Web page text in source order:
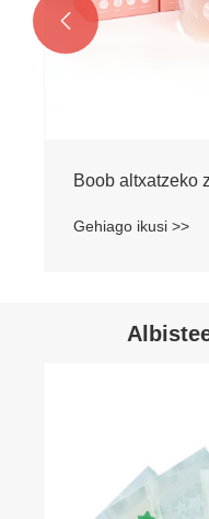

albaitaritzako
aukeran?
Gehiago ikusi >>